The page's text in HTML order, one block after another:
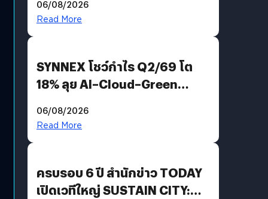
AGI
06/08/2026
Read More
SYNNEX โชว์กำไร Q2/69 โต
18% ลุย AI–Cloud–Green
Revenue เร่งเครื่อง New
06/08/2026
Read More
ครบรอบ 6 ปี สำนักข่าว TODAY
เปิดเวทีใหญ่ SUSTAIN CITY: